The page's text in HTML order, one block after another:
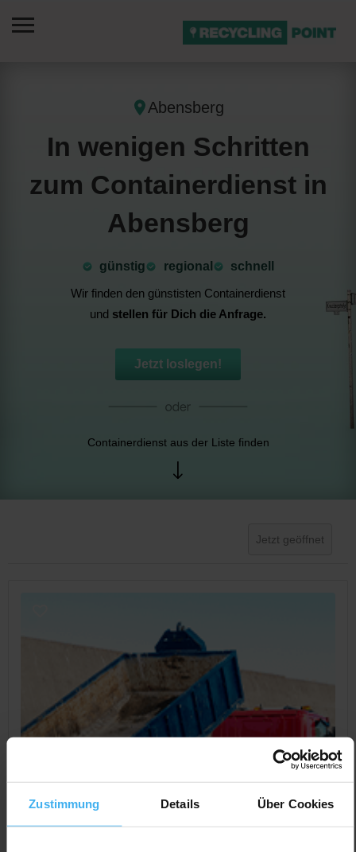
Zustimmung Details Über Cookies
Abensberg
In wenigen Schritten
zum Containerdienst in
Abensberg
günstig ⁠regional
schnell
Wir finden den günstisten Containerdienst
und stellen für Dich die Anfrage.
Jetzt loslegen!
Containerdienst aus der Liste finden
Jetzt geöffnet